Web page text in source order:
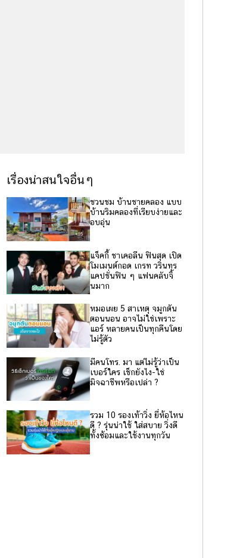
เรื่องน่าสนใจอื่นๆ
ชวนชม บ้านชายคลอง แบบ
บ้านริมคลองที่เรียบง่ายและ
อบอุ่น
แจ็คกี้ ชาเคอลีน ฟินสุด เปิด
โมเมนต์กอด เกรท วรินทร
แคปชั่นฟิน ๆ แฟนคลับจิ้
นมาก
หมอเผย 5 สาเหตุ จมูกตัน
ตอนนอน อาจไม่ใช่เพราะ
แอร์ หลายคนเป็นทุกคืนโดย
ไม่รู้ตัว
มีคนโทร. มา แต่ไม่รู้ว่าเป็น
เบอร์ใคร เช็กยังไง-ใช่
มิจฉาชีพหรือเปล่า ?
รวม 10 รองเท้าวิ่ง ยี่ห้อไหน
ดี ? รุ่นน่าใช้ ใส่สบาย วิ่งดี
ทั้งซ้อมและใช้งานทุกวัน